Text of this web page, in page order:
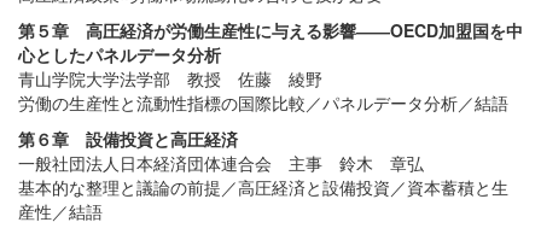
第５章 高圧経済が労働生産性に与える影響――OECD加盟国を中
心としたパネルデータ分析
青山学院大学法学部 教授 佐藤 綾野
労働の生産性と流動性指標の国際比較／パネルデータ分析／結語
第６章 設備投資と高圧経済
一般社団法人日本経済団体連合会 主事 鈴木 章弘
基本的な整理と議論の前提／高圧経済と設備投資／資本蓄積と生
産性／結語